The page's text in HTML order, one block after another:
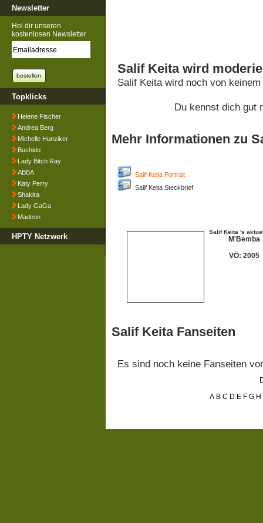
Newsletter
Hol dir unseren
kostenlosen Newsletter
Topklicks
Helene Fischer
Andrea Berg
Michelle Hunziker
Bushido
Lady Bitch Ray
ABBA
Katy Perry
Shakira
Lady GaGa
Madcon
HPTY Netzwerk
Salif Keita wird
Salif Keita wird noch von
Du kennst dich gut
Mehr Informationen zu
Salif Keita Portrait
Salif Keita Steckbrief
Salif Keita 's
M'Bemba
VÖ: 2005
Salif Keita Fanseiten
Es sind noch keine Fanseiten
A B C D E F G H